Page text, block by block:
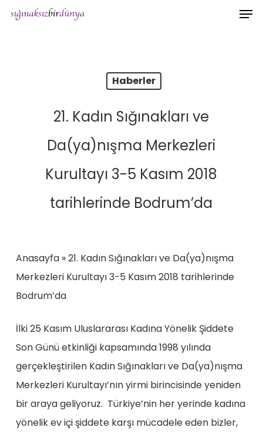
Skip
Haberler
21. Kadın Sığınakları ve
Da(ya)nışma Merkezleri
Kurultayı 3-5 Kasım 2018
tarihlerinde Bodrum’da
Anasayfa»21. Kadın Sığınakları ve Da(ya)nışma
Merkezleri Kurultayı 3-5 Kasım 2018 tarihlerinde
Bodrum’da
İlki 25 Kasım Uluslararası Kadına Yönelik Şiddete
Son Günü etkinliği kapsamında 1998 yılında
gerçekleştirilen Kadın Sığınakları ve Da(ya)nışma
Merkezleri Kurultayı’nın yirmi birincisinde yeniden
bir araya geliyoruz. Türkiye’nin her yerinde kadına
yönelik ev içi şiddete karşı mücadele eden bizler,